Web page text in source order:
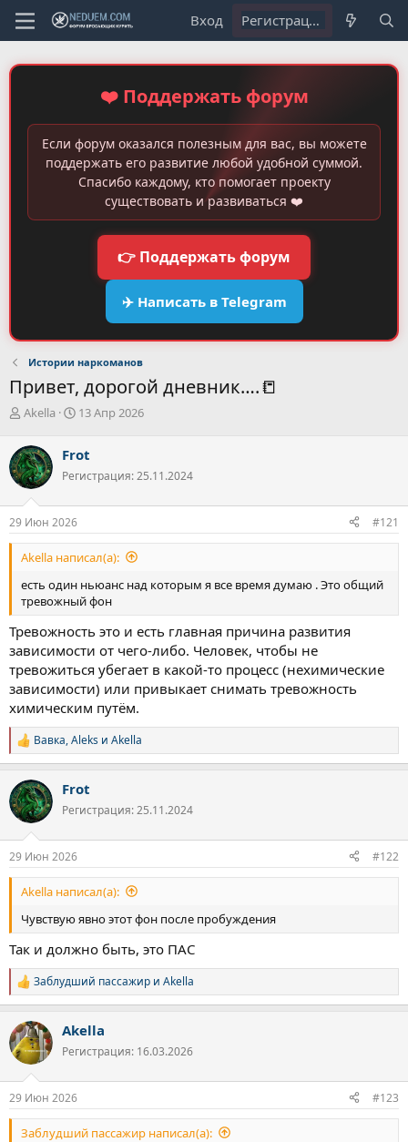
Вход Регистрация
❤️ Поддержать форум
Если форум оказался полезным для вас, вы можете
поддержать его развитие любой удобной суммой.
Спасибо каждому, кто помогает проекту
существовать и развиваться ❤️
👉 Поддержать форум
✈️ Написать в Telegram
Истории наркоманов
Привет, дорогой дневник….📒
А
т
о
р
т
е
м
ы
Akella
Д
а
н
ч
л
а
13 Апр 2026
Frot
Регистрация: 25.11.2024
29 Июн 2026 #121
Akella написал(а):
есть один ньюанс над которым я все время думаю . Это общий
тревожный фон
Тревожность это и есть главная причина развития
зависимости от чего-либо. Человек, чтобы не
тревожиться убегает в какой-то процесс (нехимические
зависимости) или привыкает снимать тревожность
химическим путём.
Р
е
к
ц
и
Вавка,Aleks и Akella
Frot
Регистрация: 25.11.2024
29 Июн 2026 #122
Akella написал(а):
Чувствую явно этот фон после пробуждения
Так и должно быть, это ПАС
Р
е
к
ц
и
Заблудший пассажир и Akella
Akella
Регистрация: 16.03.2026
29 Июн 2026 #123
Заблудший пассажир написал(а):